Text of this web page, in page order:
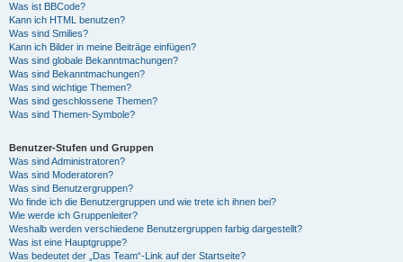
Was ist BBCode?
Kann ich HTML benutzen?
Was sind Smilies?
Kann ich Bilder in meine Beiträge einfügen?
Was sind globale Bekanntmachungen?
Was sind Bekanntmachungen?
Was sind wichtige Themen?
Was sind geschlossene Themen?
Was sind Themen-Symbole?
Benutzer-Stufen und Gruppen
Was sind Administratoren?
Was sind Moderatoren?
Was sind Benutzergruppen?
Wo finde ich die Benutzergruppen und wie trete ich ihnen bei?
Wie werde ich Gruppenleiter?
Weshalb werden verschiedene Benutzergruppen farbig dargestellt?
Was ist eine Hauptgruppe?
Was bedeutet der „Das Team“-Link auf der Startseite?